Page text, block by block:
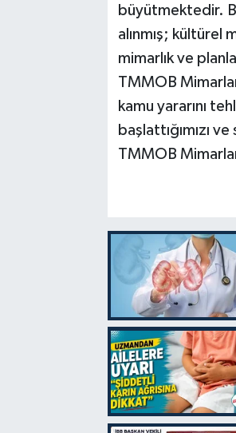
büyütmektedir.
alınmış; kültürel
mimarlık ve
TMMOB
kamu yararını
başlattığımızı
TMMOB